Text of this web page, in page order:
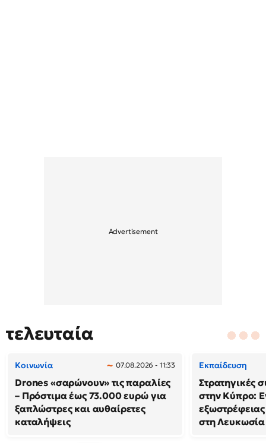
τελευταία
Κοινωνία 07.08.2026 - 11:33
Drones «σαρώνουν» τις παραλίες
– Πρόστιμα έως 73.000 ευρώ για
ξαπλώστρες και αυθαίρετες
καταλήψεις
Εκπαίδευση
Στρατηγικές
στην Κύπρο:
στη Λευκωσία